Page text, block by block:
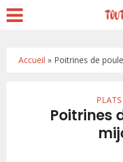
Accueil » Poitrines de
PLATS
Poitrines